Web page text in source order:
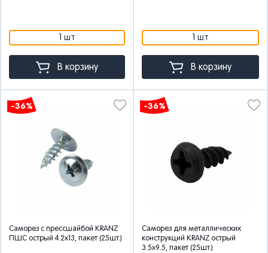
1 шт
В корзину
1 шт
В корзину
-36%
Саморез с прессшайбой KRANZ
ПШС острый 4.2х13, пакет (25шт.)
-36%
Саморез для металлических
конструкций KRANZ острый
3.5х9.5, пакет (25шт.)